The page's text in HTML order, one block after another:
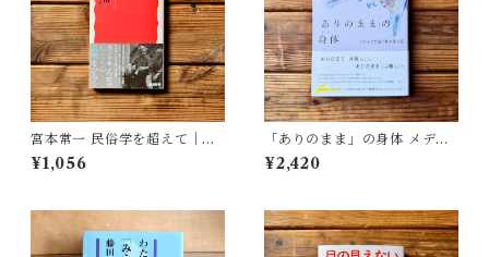
宮本常一 民俗学を超えて｜木
村 哲也
¥1,056
「ありのまま」の身体 メディ
アが描く私の見た目 | 藤嶋 陽
子(著)
¥2,420